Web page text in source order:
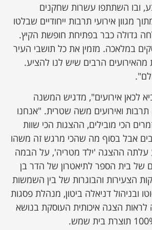
ובו השתתפו עשרות שחקנים
מגוון אירועי תרבות ייחודיים שבלטו
גדולה כבר בפתיחת חופשת הקיץ.
במלאכה. מזמין את כל תושבי העיר
מהאירועים הרבים שיש לנו להציע.
לכאן אירועים", מדגיש המשנה
ואירועים משה שטרית. "אנחנו
הכי מובילים, ההצגות הכי שוות
אבל בסוף מה שהכי מרגש זה משהו
עלתה ההצגה 'ילד מטריה', על הבמה
של בית הספר לתיאטרון של הדר בן
הצעירות והבוגרות של בין השמשות
ובניהול דניאלה ביטון, מנהלת פסגות
לראות הצגה איכותית העוסקת בנושא